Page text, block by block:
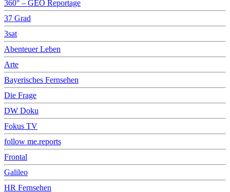
360° – GEO Reportage
37 Grad
3sat
Abenteuer Leben
Arte
Bayerisches Fernsehen
Die Frage
DW Doku
Fokus TV
follow me.reports
Frontal
Galileo
HR Fernsehen